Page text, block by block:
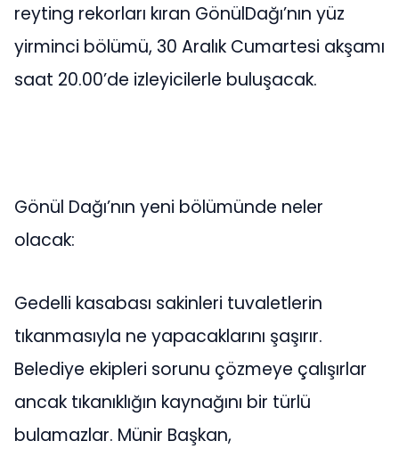
reyting rekorları kıran GönülDağı’nın yüz
yirminci bölümü, 30 Aralık Cumartesi akşamı
saat 20.00’de izleyicilerle buluşacak.
Gönül Dağı’nın yeni bölümünde neler
olacak:
Gedelli kasabası sakinleri tuvaletlerin
tıkanmasıyla ne yapacaklarını şaşırır.
Belediye ekipleri sorunu çözmeye çalışırlar
ancak tıkanıklığın kaynağını bir türlü
bulamazlar. Münir Başkan,